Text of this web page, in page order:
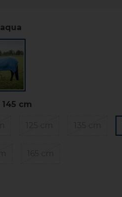
aqua
145 cm